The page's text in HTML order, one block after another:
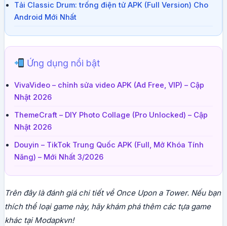
Tải Classic Drum: trống điện tử APK (Full Version) Cho
Android Mới Nhất
Ứng dụng nổi bật
VivaVideo – chỉnh sửa video APK (Ad Free, VIP) – Cập
Nhật 2026
ThemeCraft – DIY Photo Collage (Pro Unlocked) – Cập
Nhật 2026
Douyin – TikTok Trung Quốc APK (Full, Mở Khóa Tính
Năng) – Mới Nhất 3/2026
Trên đây là đánh giá chi tiết về Once Upon a Tower. Nếu bạn
thích thể loại game này, hãy khám phá thêm các tựa game
khác tại Modapkvn!